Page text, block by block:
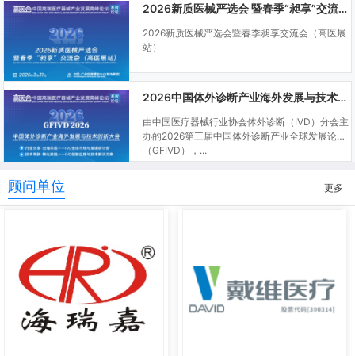
2026新质医械严选会 暨春季“昶享”交流会（高医展站）
2026新质医械严选会暨春季昶享交流会（高医展
站）
2026中国体外诊断产业海外发展与技术创新大会
由中国医疗器械行业协会体外诊断（IVD）分会主
办的2026第三届中国体外诊断产业全球发展论坛
（GFIVD），...
顾问单位 更多